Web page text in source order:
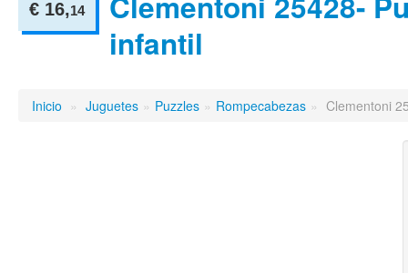
€ 16,14
infantil
Inicio » Juguetes » Puzzles » Rompecabezas » Clementoni